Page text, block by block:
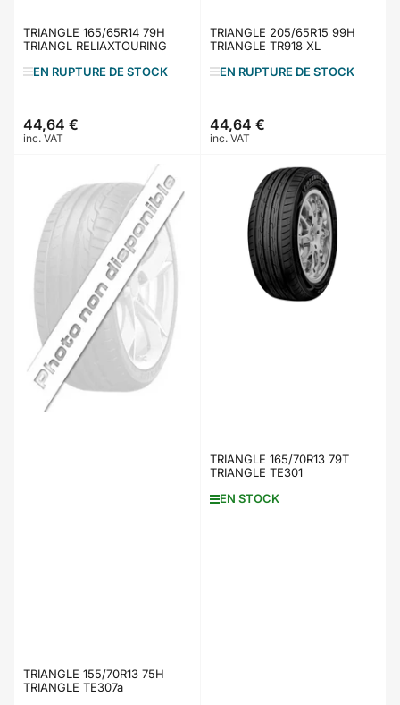
TRIANGLE 165/65R14 79H
TRIANGL RELIAXTOURING
EN RUPTURE DE STOCK
Prix
44,64 €
inc. VAT
TRIANGLE 205/65R15 99H
TRIANGLE TR918 XL
EN RUPTURE DE STOCK
Prix
44,64 €
inc. VAT
TRIANGLE 155/70R13 75H
TRIANGLE TE307a
TRIANGLE 165/70R13 79T
TRIANGLE TE301
EN STOCK